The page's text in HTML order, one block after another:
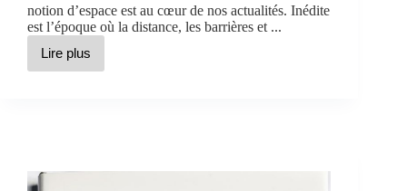
notion d’espace est au cœur de nos actualités. Inédite
est l’époque où la distance, les barrières et ...
Lire plus